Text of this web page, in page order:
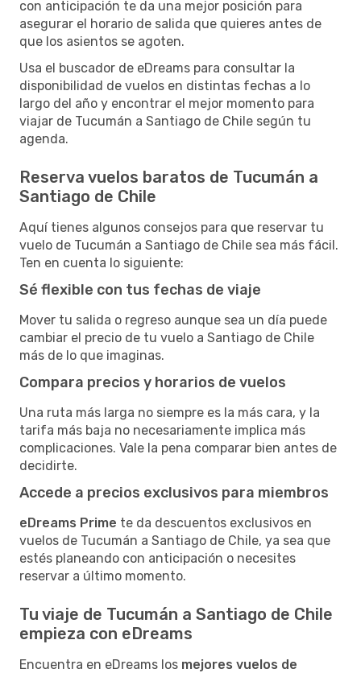
con anticipación te da una mejor posición para
asegurar el horario de salida que quieres antes de
que los asientos se agoten.
Usa el buscador de eDreams para consultar la
disponibilidad de vuelos en distintas fechas a lo
largo del año y encontrar el mejor momento para
viajar de Tucumán a Santiago de Chile según tu
agenda.
Reserva vuelos baratos de Tucumán a
Santiago de Chile
Aquí tienes algunos consejos para que reservar tu
vuelo de Tucumán a Santiago de Chile sea más fácil.
Ten en cuenta lo siguiente:
Sé flexible con tus fechas de viaje
Mover tu salida o regreso aunque sea un día puede
cambiar el precio de tu vuelo a Santiago de Chile
más de lo que imaginas.
Compara precios y horarios de vuelos
Una ruta más larga no siempre es la más cara, y la
tarifa más baja no necesariamente implica más
complicaciones. Vale la pena comparar bien antes de
decidirte.
Accede a precios exclusivos para miembros
eDreams Prime te da descuentos exclusivos en
vuelos de Tucumán a Santiago de Chile, ya sea que
estés planeando con anticipación o necesites
reservar a último momento.
Tu viaje de Tucumán a Santiago de Chile
empieza con eDreams
Encuentra en eDreams los mejores vuelos de